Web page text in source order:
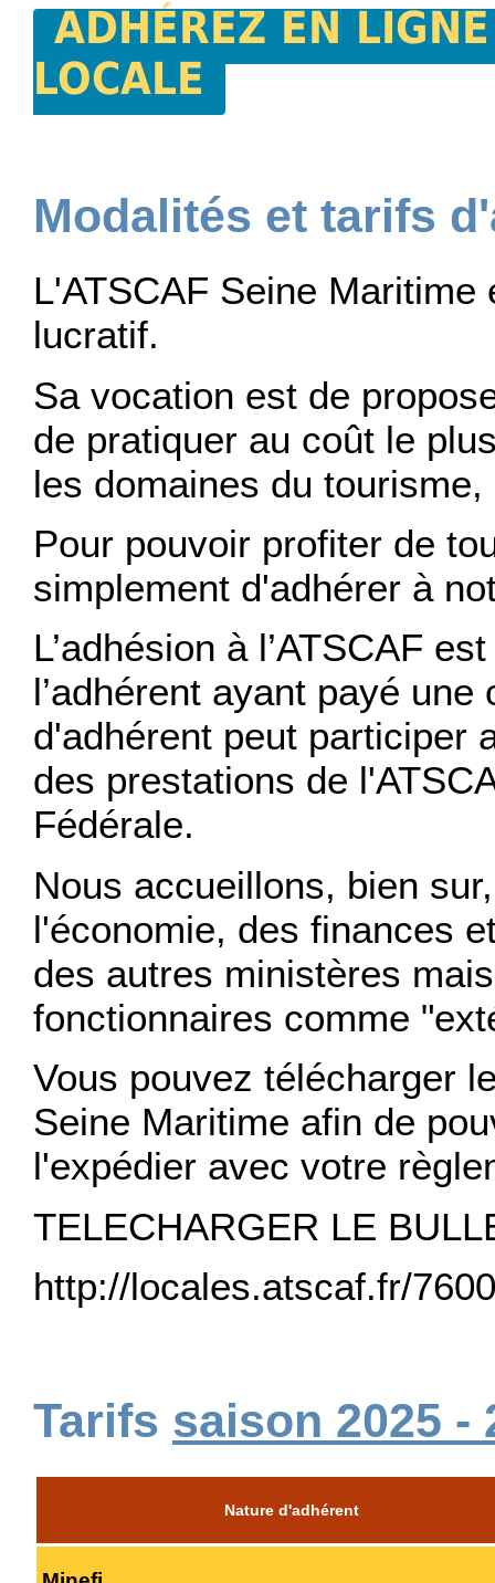
ADHÉREZ EN
LOCALE
Modalités et tarifs
L'ATSCAF Seine
lucratif.
Sa vocation est de
de pratiquer au coût le
les domaines du
Pour pouvoir profiter de
simplement d'adhérer à
L’adhésion à l’ATSCAF
l’adhérent ayant payé
d'adhérent peut participer
des prestations de
Fédérale.
Nous accueillons, bien
l'économie, des finances
des autres ministères
fonctionnaires comme
Vous pouvez télécharger
Seine Maritime afin de
l'expédier avec votre
TELECHARGER LE
http://locales.atscaf.fr/
Tarifs saison 2025 -
Nature d'adhérent